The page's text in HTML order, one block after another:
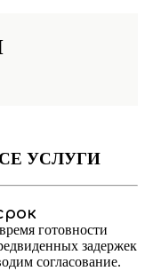
УСЛУГИ
готовности
задержек
согласование.